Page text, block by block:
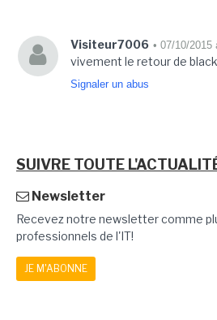
Visiteur7006 • 07/10/2015
vivement le retour de
Signaler un abus
SUIVRE TOUTE
Newsletter
Recevez notre newsletter comme
professionnels de l'IT!
JE M'ABONNE